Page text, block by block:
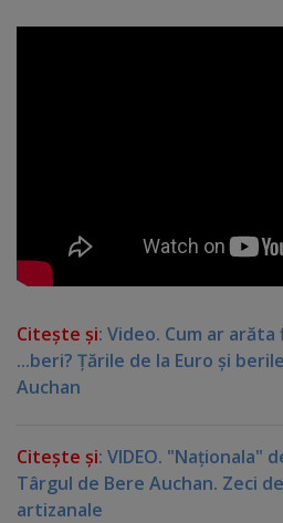
Citeşte şi: Video. Cum ar arăta
...beri? Ţările de la Euro şi
Auchan
Citeşte şi: VIDEO. "Naţionala"
Târgul de Bere Auchan. Zeci
artizanale